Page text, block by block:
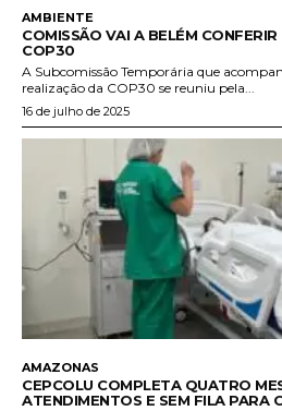
AMBIENTE
COMISSÃO VAI A BELÉM
COP30
A Subcomissão Temporária que
realização da COP30 se reuniu pela...
16 de julho de 2025
AMAZONAS
CEPCOLU COMPLETA QUATRO
ATENDIMENTOS E SEM FILA PARA